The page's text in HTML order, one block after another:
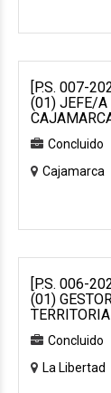
[P.S. 007-
(01) JEFE/A
Concluido
Cajamarca
[P.S. 006-
(01)
Concluido
La Libertad